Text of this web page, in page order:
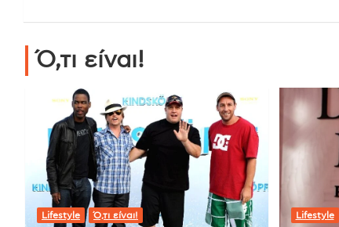
Ό,τι είναι!
Lifestyle Ό,τι είναι! Lifestyle